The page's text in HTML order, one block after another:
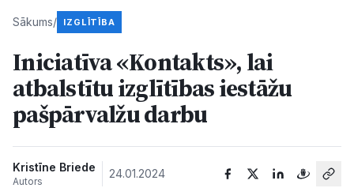
Ziņas
Sabiedrība
Sākums/ IZGLĪTĪBA
Iniciatīva «Kontakts», lai
atbalstītu izglītības iestāžu
pašpārvalžu darbu
Kristīne Briede
Autors
24.01.2024